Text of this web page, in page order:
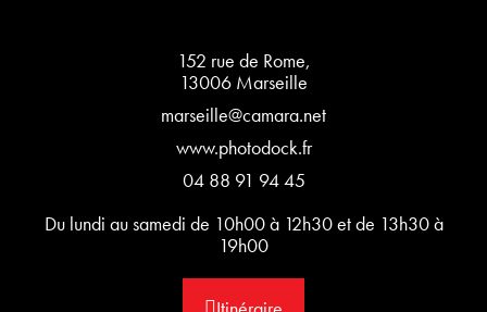
152 rue de Rome,
13006 Marseille
marseille@camara.net
www.photodock.fr
04 88 91 94 45
Du lundi au samedi de 10h00 à 12h30 et de 13h30 à
19h00